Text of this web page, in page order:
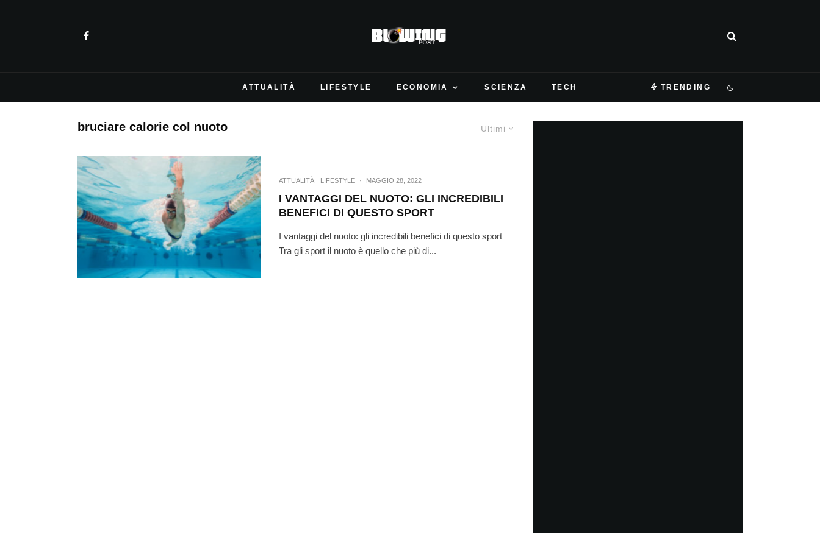
ATTUALITÀ LIFESTYLE ECONOMIA SCIENZA TECH TRENDING
Ultimi
bruciare calorie col nuoto
ATTUALITÀ LIFESTYLE · MAGGIO 28, 2022
I VANTAGGI DEL NUOTO: GLI INCREDIBILI
BENEFICI DI QUESTO SPORT
I vantaggi del nuoto: gli incredibili benefici di questo sport
Tra gli sport il nuoto è quello che più di...